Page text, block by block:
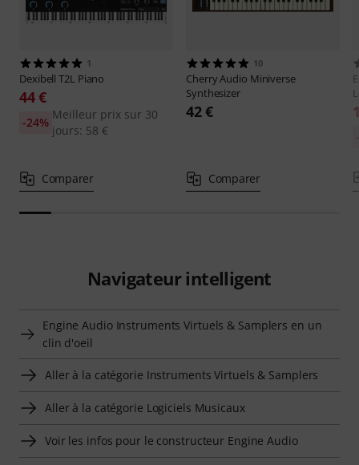
1
DexibellT2L Piano
44 €
Meilleur prix sur 30
jours: 58 €
-24%
Comparer
10
Cherry Audio Miniverse
Synthesizer
42 €
Comparer
Navigateur intelligent
Engine Audio Instruments Virtuels & Samplers en un
clin d'oeil
Aller à la catégorie Instruments Virtuels & Samplers
Aller à la catégorie Logiciels Musicaux
Voir les infos pour le constructeur Engine Audio